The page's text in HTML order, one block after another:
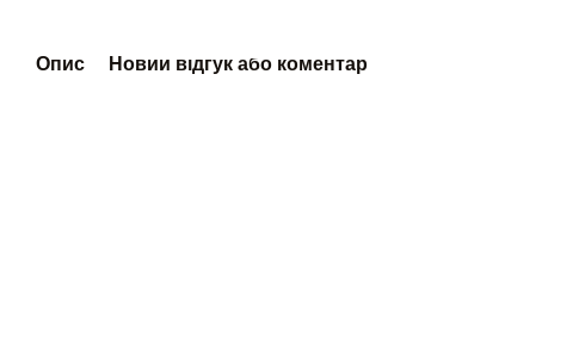
Опис Новий відгук або коментар